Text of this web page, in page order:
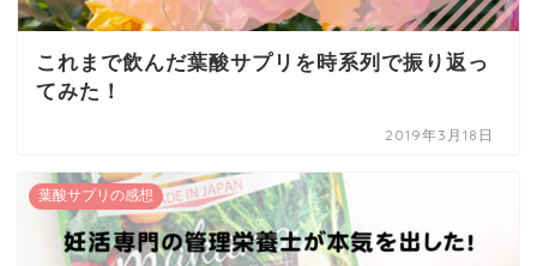
これまで飲んだ葉酸サプリを時系列で振り返っ
てみた！
2019年3月18日
葉酸サプリの感想